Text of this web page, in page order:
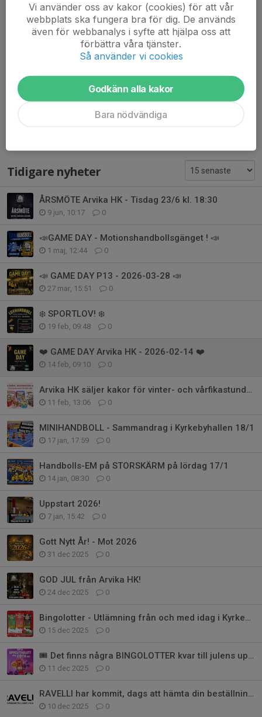
📍 Kyrkebyhallen
📅 14 februari
🕝 P10/11 kl. 12:00 och 13:15
#GameDay #GameDayAway #gemenskap #rörelse #glädje
Tidigare nyheter
ÅRSMÖTE Arvika HK - Tisdag 23/6 kl. 18:30
9 jun, 10:17 0
📣GAME DAY - Motionshandbollsgänget ! 📣
1 maj, 12:44 0
📣 GAME DAY P13 - 2026-03-28 📣
27 mar, 15:51 0
❄️ SPORTLOV! ❄️
19 feb, 09:48 0
❤️ GAME DAY Arvika HK - 2026-02-14 ❤️
14 feb, 09:10 0
Arvika HK säljer kakor för vinter- och vårfikastunder!
11 feb, 13:06 0
MINIHANDBOLL - Sammandrag i Kyrkebyhallen 18/1
17 jan, 17:59 0
Handbolls-EM på STORSKÄRM på lördag 17/1
14 jan, 08:30 0
Uppstart 2026!
7 jan, 15:42 0
Gott Nytt År! - Mot 2026
31 dec 2025 0
GOD JUL från Arvika HK!
24 dec 2025 0
Bingolotter - Utlämning från och med idag i Kyrkebyhallen
15 dec 2025 0
🎟️ Det finns några BINGOLOTTER kvar till julens uppesittarkväll 📣
11 dec 2025 0
RAVELLI har kommit, dags att hämta din beställning!
10 dec 2025 0
Vi använder oss av kakor (cookies) för att vår
webbplats ska fungera bra för dig. De används
även för webbanalys i syfte att hjälpa oss att
förbättra våra tjänster.
Så använder vi cookies
Godkänn alla kakor
Bara nödvändiga